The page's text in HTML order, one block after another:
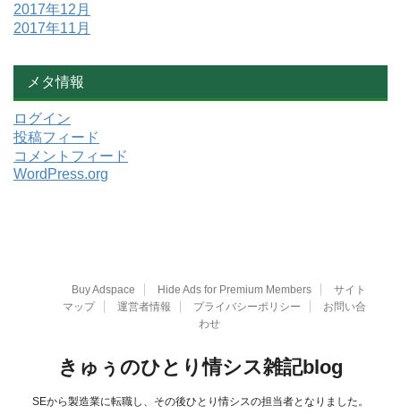
2017年12月
2017年11月
メタ情報
ログイン
投稿フィード
コメントフィード
WordPress.org
Buy Adspace Hide Ads for Premium Members
サイト
マップ
運営者情報 プライバシーポリシー
お問い合
わせ
きゅぅのひとり情シス雑記blog
SEから製造業に転職し、その後ひとり情シスの担当者となりました。